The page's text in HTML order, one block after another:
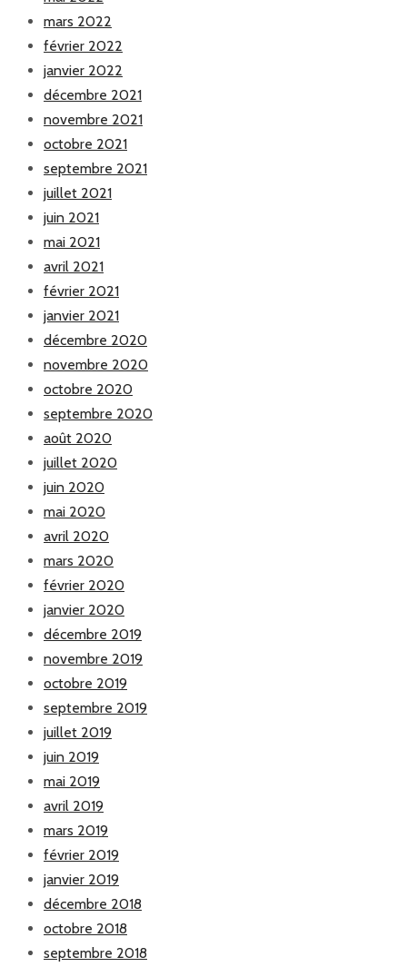
mars 2022
février 2022
janvier 2022
décembre 2021
novembre 2021
octobre 2021
septembre 2021
juillet 2021
juin 2021
mai 2021
avril 2021
février 2021
janvier 2021
décembre 2020
novembre 2020
octobre 2020
septembre 2020
août 2020
juillet 2020
juin 2020
mai 2020
avril 2020
mars 2020
février 2020
janvier 2020
décembre 2019
novembre 2019
octobre 2019
septembre 2019
juillet 2019
juin 2019
mai 2019
avril 2019
mars 2019
février 2019
janvier 2019
décembre 2018
octobre 2018
septembre 2018